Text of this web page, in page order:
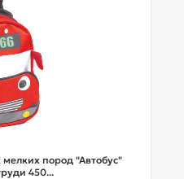
пород "Автобус"
450...